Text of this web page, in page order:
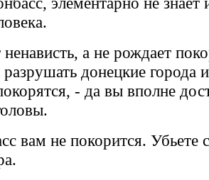
а не рождает
разрушать донецкие города
- да вы вполне
вам не покорится. Убьете